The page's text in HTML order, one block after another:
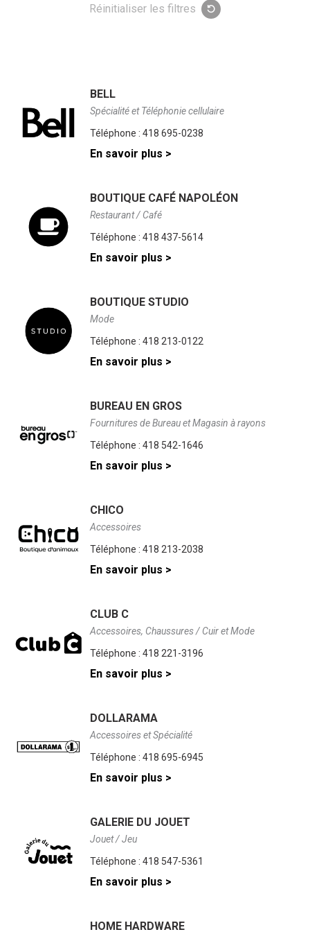
mesure
que
Réinitialiser les filtres
BELL
Spécialité et Téléphonie cellulaire
Téléphone : 418 695-0238
En savoir plus >
BOUTIQUE CAFÉ NAPOLÉON
Restaurant / Café
Téléphone : 418 437-5614
En savoir plus >
BOUTIQUE STUDIO
Mode
Téléphone : 418 213-0122
En savoir plus >
BUREAU EN GROS
Fournitures de Bureau et Magasin à rayons
Téléphone : 418 542-1646
En savoir plus >
CHICO
Accessoires
Téléphone : 418 213-2038
En savoir plus >
CLUB C
Accessoires, Chaussures / Cuir et Mode
Téléphone : 418 221-3196
En savoir plus >
DOLLARAMA
Accessoires et Spécialité
Téléphone : 418 695-6945
En savoir plus >
GALERIE DU JOUET
Jouet / Jeu
Téléphone : 418 547-5361
En savoir plus >
HOME HARDWARE